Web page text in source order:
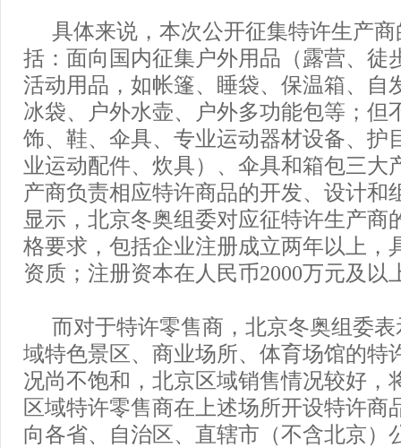
具体来说，本次公开征集特许生产
括：面向国内征集户外用品（露营、徒
活动用品，如帐篷、睡袋、保温箱、自
冰袋、户外水壶、户外多功能包等；但
饰、鞋、伞具、专业运动器材设备、护
业运动配件、炊具）、伞具和箱包三大
产商负责相应特许商品的开发、设计和
显示，北京冬奥组委对应征特许生产商
格要求，包括企业注册成立两年以上，
资质；注册资本在人民币2000万元及以
而对于特许零售商，北京冬奥组委
域特色景区、商业场所、体育场馆的特
况尚不饱和，北京区域销售情况较好，
区域特许零售商在上述场所开设特许商
向各省、自治区、直辖市（不含北京）